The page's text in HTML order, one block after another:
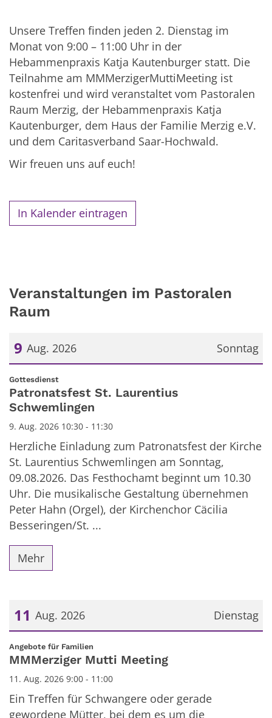
Unsere Treffen finden jeden 2. Dienstag im
Monat von 9:00 – 11:00 Uhr in der
Hebammenpraxis Katja Kautenburger statt. Die
Teilnahme am MMMerzigerMuttiMeeting ist
kostenfrei und wird veranstaltet vom Pastoralen
Raum Merzig, der Hebammenpraxis Katja
Kautenburger, dem Haus der Familie Merzig e.V.
und dem Caritasverband Saar-Hochwald.
Wir freuen uns auf euch!
In Kalender eintragen
Veranstaltungen im Pastoralen
Raum
Sonntag
9 Aug. 2026
Datum: 9. August 2026
Gottesdienst:
Patronatsfest St. Laurentius
Schwemlingen
9. Aug. 2026 10:30 - 11:30
Herzliche Einladung zum Patronatsfest der Kirche
St. Laurentius Schwemlingen am Sonntag,
09.08.2026. Das Festhochamt beginnt um 10.30
Uhr. Die musikalische Gestaltung übernehmen
Peter Hahn (Orgel), der Kirchenchor Cäcilia
Besseringen/St. ...
Mehr
Dienstag
11 Aug. 2026
Datum: 11. August 2026
Angebote für Familien
MMMerziger Mutti Meeting
11. Aug. 2026 9:00 - 11:00
Ein Treffen für Schwangere oder gerade
gewordene Mütter, bei dem es um die